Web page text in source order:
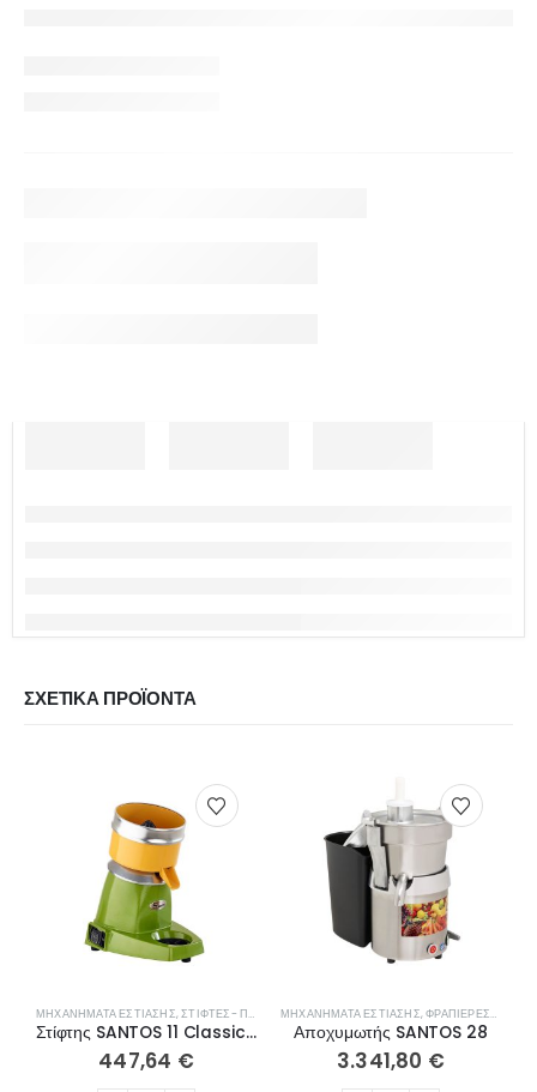
ΣΧΕΤΙΚΆ ΠΡΟΪΌΝΤΑ
ΜΗΧΑΝΉΜΑΤΑ ΕΣΤΊΑΣΗΣ,ΣΤΊΦΤΕΣ- ΠΡΈΣΕΣ ΠΟΡΤΟΚΑΛΙΏΝ
Στίφτης SANTOS 11 Classic για εσπεριδοειδή
447,64 €
ΜΗΧΑΝΉΜΑΤΑ ΕΣΤΊΑΣΗΣ,ΦΡΑΠΙΈΡΕΣ- ΜΠΛΈΝΤΕΡ- ΑΠΟΧΥΜΩΤΈΣ
Αποχυμωτής SANTOS 28
3.341,80 €